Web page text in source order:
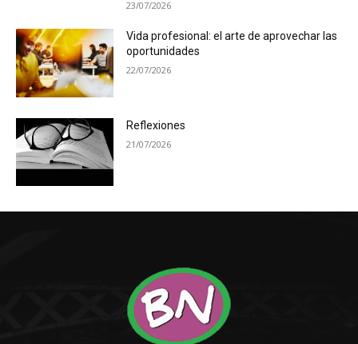
23/07/2026
Vida profesional: el arte de aprovechar las
oportunidades
22/07/2026
Reflexiones
21/07/2026